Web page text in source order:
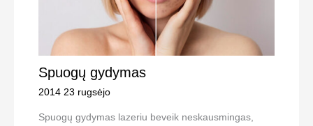
Spuogų gydymas
2014 23 rugsėjo
Spuogų gydymas lazeriu beveik neskausmingas,